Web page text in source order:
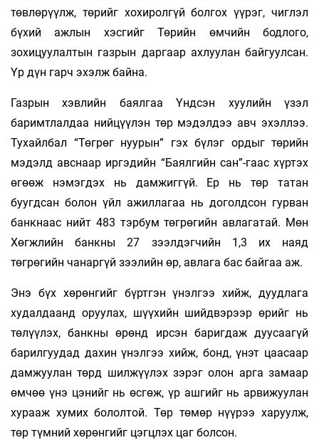
төвлөрүүлж, төрийг хохиролгүй болгох үүрэг, чиглэл
бүхий ажлын хэсгийг Төрийн өмчийн бодлого,
зохицуулалтын газрын даргаар ахлуулан байгуулсан.
Үр дүн гарч эхэлж байна.
Газрын хэвлийн баялгаа Үндсэн хуулийн үзэл
баримтлалдаа нийцүүлэн төр мэдэлдээ авч эхэллээ.
Тухайлбал “Төгрөг нуурын” гэх бүлэг ордыг төрийн
мэдэлд авснаар иргэдийн “Баялгийн сан”-гаас хүртэх
өгөөж нэмэгдэх нь дамжиггүй. Ер нь төр татан
буугдсан болон үйл ажиллагаа нь доголдсон гурван
банкнаас нийт 483 тэрбум төгрөгийн авлагатай. Мөн
Хөгжлийн банкны 27 зээлдэгчийн 1,3 их наяд
төгрөгийн чанаргүй зээлийн өр, авлага бас байгаа аж.
Энэ бүх хөрөнгийг бүртгэн үнэлгээ хийж, дуудлага
худалдаанд оруулах, шүүхийн шийдвэрээр өрийг нь
төлүүлэх, банкны өрөнд ирсэн баригдаж дуусаагүй
барилгуудад дахин үнэлгээ хийж, бонд, үнэт цаасаар
дамжуулан төрд шилжүүлэх зэрэг олон арга замаар
өмчөө үнэ цэнийг нь өсгөж, үр ашгийг нь арвижуулан
хурааж хумих бололтой. Төр төмөр нүүрээ харуулж,
төр түмний хөрөнгийг цэгцлэх цаг болсон.